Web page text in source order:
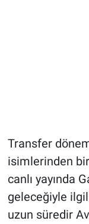
Transfer
isimlerinden
canlı yayında
geleceğiyle
uzun süredir